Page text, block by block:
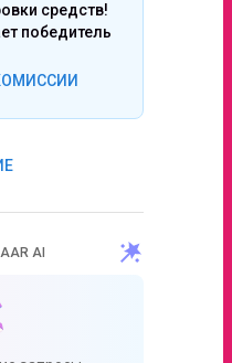
средств!
победитель
AI